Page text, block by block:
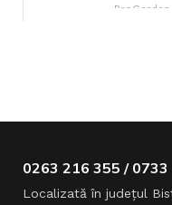
ProGarden
0263 216 355 /
Localizată în judeţul